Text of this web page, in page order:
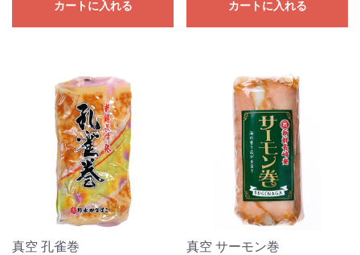
カートに入れる カートに入れる
真空 孔雀巻
真空 サーモン巻